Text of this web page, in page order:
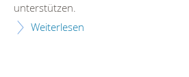
unterstützen.
Weiterlesen